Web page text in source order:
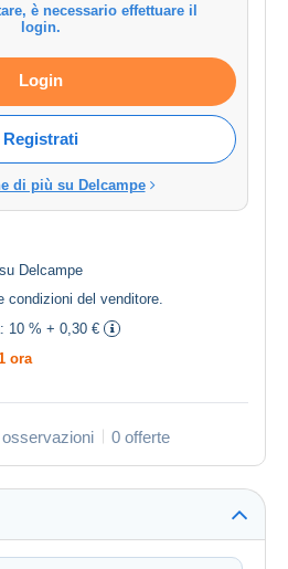
è necessario effettuare il
login.
Login
Registrati
di più su Delcampe
su Delcampe
condizioni del venditore
10 % + 0,30 €
ora
0 offerte